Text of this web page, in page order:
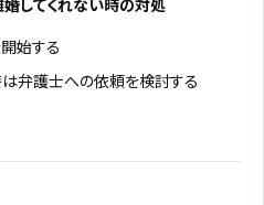
始する
弁護士への依頼を検討する